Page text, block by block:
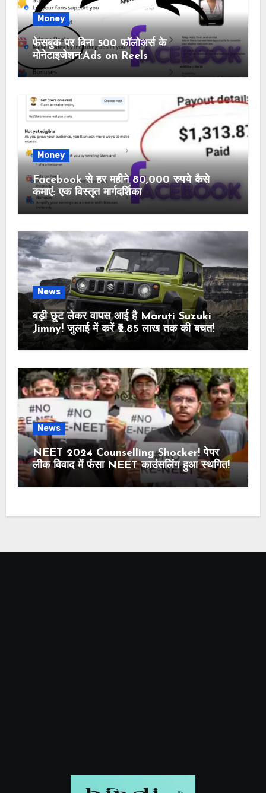
Money
फेसबुक पर बिना 500 फॉलोअर्स के
मोनेटाइजेशन:Ads on Reels
Money
Facebook से हर महीने 80,000 रुपये कैसे
कमाएं: एक विस्तृत मार्गदर्शिका
News
बड़ी छूट लेकर वापस आई है Maruti Suzuki
Jimny! जुलाई में करें ₹2.85 लाख तक की बचत!
News
NEET 2024 Counselling Shocker! पेपर
लीक विवाद में फंसा NEET काउंसलिंग हुआ स्थगित!